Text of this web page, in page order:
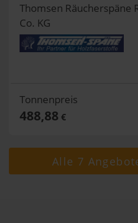
Thomsen Räucherspäne
Co. KG
Tonnenpreis
488,88 €
Alle 7